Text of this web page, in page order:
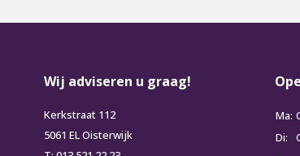
Wij adviseren u graag!
Kerkstraat 112
5061 EL Oisterwijk
Ma:
Di: